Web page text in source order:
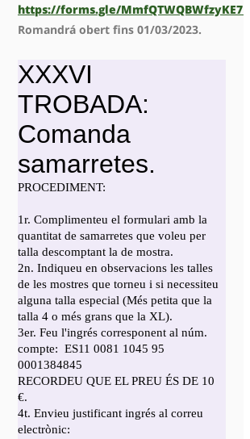
https://forms.gle/MmfQTWQBWfzyKE7R7
Romandrá obert fins 01/03/2023.